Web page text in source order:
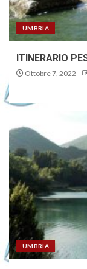
UMBRIA
ITINERARIO
Ottobre 7, 2022
UMBRIA